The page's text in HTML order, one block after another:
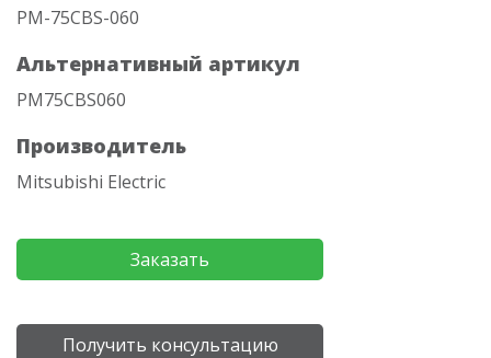
PM-75CBS-060
Альтернативный артикул
PM75CBS060
Производитель
Mitsubishi Electric
Заказать
Получить консультацию